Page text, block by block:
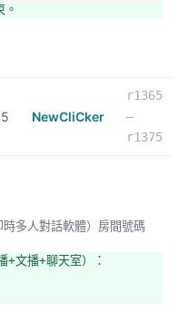
嗎？沒有要自己帶過
現場有嗎？沒有要自己
NewCliCker
r1365
–
r1375
+文播+聊天室）：